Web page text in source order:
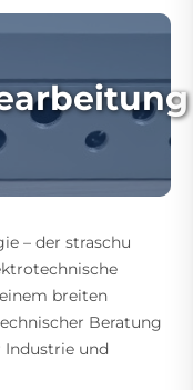
– der straschu
breiten
Beratung
Industrie und